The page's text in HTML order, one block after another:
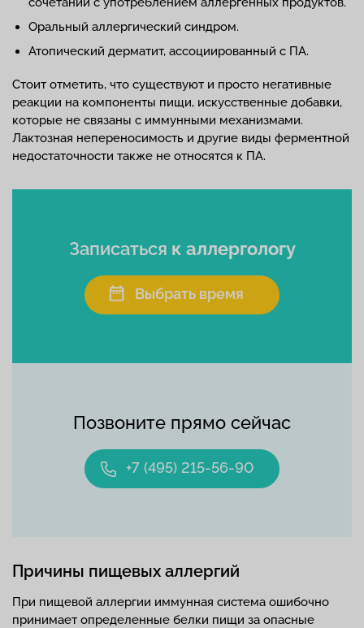
Оральный аллергический синдром.
Атопический дерматит, ассоциированный с ПА.
Стоит отметить, что существуют и просто негативные
реакции на компоненты пищи, искусственные добавки,
которые не связаны с иммунными механизмами.
Лактозная непереносимость и другие виды ферментной
недостаточности также не относятся к ПА.
Позвоните прямо сейчас
+7 (495) 215-56-90
Записаться к аллергологу
Выбрать время
Причины пищевых аллергий
При пищевой аллергии иммунная система ошибочно
принимает определенные белки пищи за опасные